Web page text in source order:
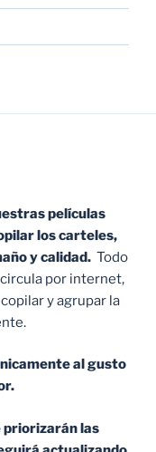
películas
los carteles,
y calidad. Todo
por internet,
y agrupar la
al gusto
priorizarán las